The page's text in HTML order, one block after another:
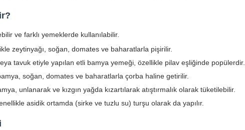
ve farklı yemeklerde kullanılabilir.
zeytinyağı, soğan, domates ve baharatlarla pişirilir.
tavuk etiyle yapılan etli bamya yemeği, özellikle pilav eşliğinde popülerdir.
soğan, domates ve baharatlarla çorba haline getirilir.
unlanarak ve kızgın yağda kızartılarak atıştırmalık olarak tüketilebilir.
asidik ortamda (sirke ve tuzlu su) turşu olarak da yapılır.